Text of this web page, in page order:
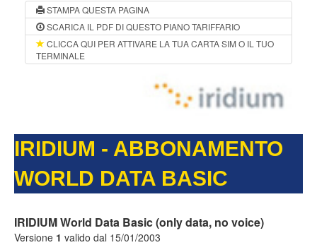
STAMPA QUESTA PAGINA
SCARICA IL PDF DI QUESTO PIANO TARIFFARIO
CLICCA QUI PER ATTIVARE LA TUA CARTA SIM O IL TUO
TERMINALE
IRIDIUM - ABBONAMENTO
WORLD DATA BASIC
IRIDIUM World Data Basic (only data, no voice)
Versione 1 valido dal 15/01/2003